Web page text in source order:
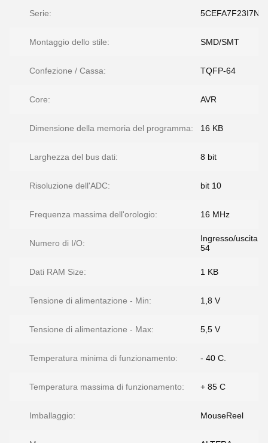
Serie: 5CEFA7F23I7N
Montaggio dello stile: SMD/SMT
Confezione / Cassa: TQFP-64
Core: AVR
Dimensione della memoria del programma: 16 KB
Larghezza del bus dati: 8 bit
Risoluzione dell'ADC: bit 10
Frequenza massima dell'orologio: 16 MHz
Numero di I/O:
Ingresso/uscita
54
Dati RAM Size: 1 KB
Tensione di alimentazione - Min: 1,8 V
Tensione di alimentazione - Max: 5,5 V
Temperatura minima di funzionamento: - 40 C.
Temperatura massima di funzionamento: + 85 C
Imballaggio: MouseReel